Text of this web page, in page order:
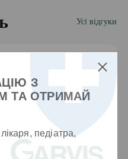
Усі відгуки
З
ТА ОТРИМАЙ
педіатра,